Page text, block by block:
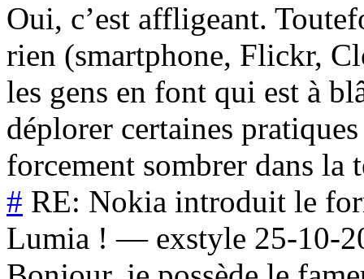
Oui, c’est affligeant.
rien (smartphone, Flickr,
les gens en font qui est à
déplorer certaines
forcement sombrer dans la
# RE: Nokia introduit le
Lumia ! — exstyle 25-10-